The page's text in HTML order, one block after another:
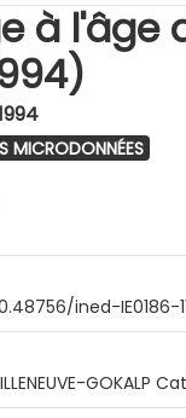
à l'âge
MICRODONNÉES
ined-IE0186-
GOKALP